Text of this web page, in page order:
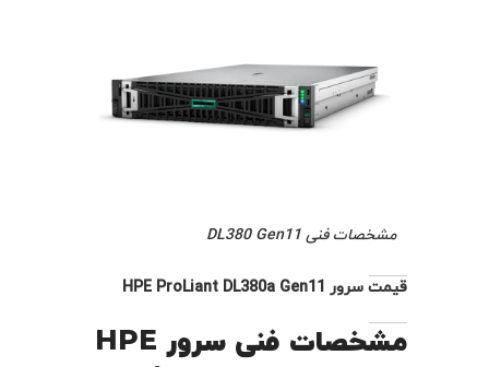
مشخصات فنی DL380 Gen11
قیمت سرور HPE ProLiant DL380a Gen11
مشخصات فنی سرور HPE